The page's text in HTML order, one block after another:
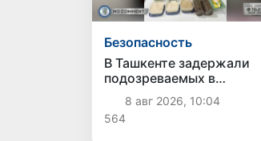
Безопасность
В Ташкенте задержали
подозреваемых в
распространении
крупной партии
наркотиков
8 авг 2026, 10:04
564